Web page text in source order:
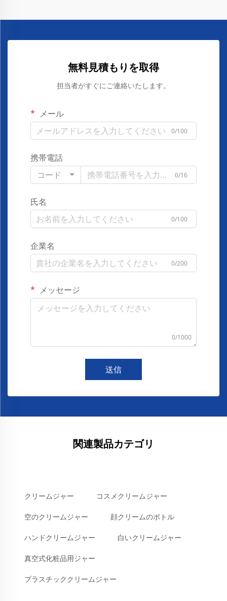
無料見積もりを取得
担当者がすぐにご連絡いたします。
メール
0/100
携帯電話
コード
0/16
氏名
0/100
企業名
0/200
メッセージ
0/1000
送信
関連製品カテゴリ
クリームジャー コスメクリームジャー
空のクリームジャー 顔クリームのボトル
ハンドクリームジャー 白いクリームジャー
真空式化粧品用ジャー
プラスチッククリームジャー